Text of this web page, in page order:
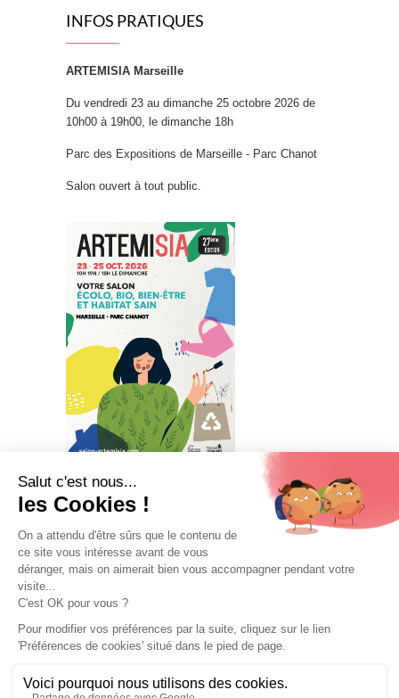
INFOS PRATIQUES
ARTEMISIA Marseille
Du vendredi 23 au dimanche 25 octobre 2026 de
10h00 à 19h00, le dimanche 18h
Parc des Expositions de Marseille - Parc Chanot
Salon ouvert à tout public.
VISITER EXPOSER PROGRAMME
PRESSE
INFOS PRATIQUES
VOTRE ENTRÉE GRATUITE
Mentions légales et données personnelles